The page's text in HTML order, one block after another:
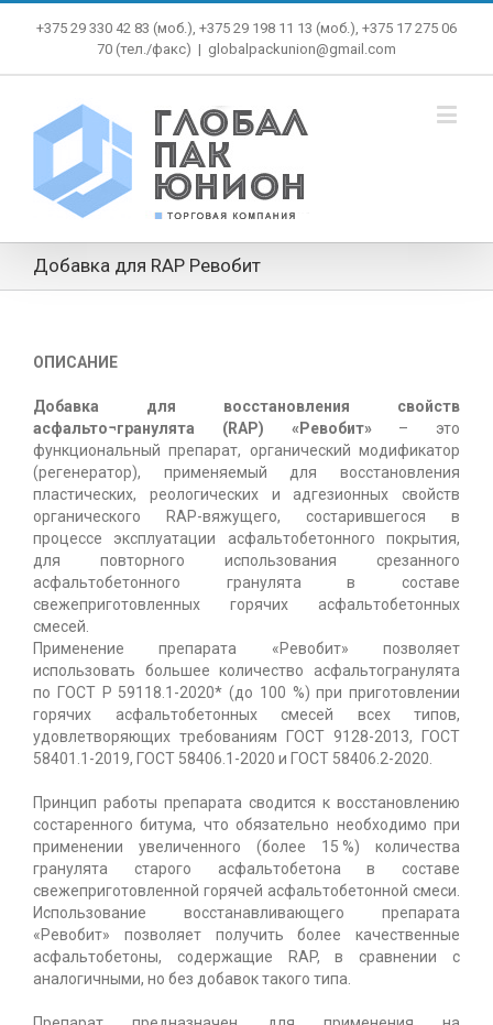
+375 29 330 42 83 (моб.), +375 29 198 11 13 (моб.), +375 17 275 06
70 (тел./факс) | globalpackunion@gmail.com
Добавка для RAP Ревобит
ОПИСАНИЕ
Добавка для восстановления свойств
асфальто¬гранулята (RAP) «Ревобит»– это
функциональный препарат, органический модификатор
(регенератор), применяемый для восстановления
пластических, реологических и адгезионных свойств
органического RAP-вяжущего, состарившегося в
процессе эксплуатации асфальтобетонного покрытия,
для повторного использования срезанного
асфальтобетонного гранулята в составе
свежеприготовленных горячих асфальтобетонных
смесей.
Применение препарата «Ревобит» позволяет
использовать большее количество асфальтогранулята
по ГОСТ Р 59118.1-2020* (до 100 %) при приготовлении
горячих асфальтобетонных смесей всех типов,
удовлетворяющих требованиям ГОСТ 9128-2013, ГОСТ
58401.1-2019, ГОСТ 58406.1-2020 и ГОСТ 58406.2-2020.
Принцип работы препарата сводится к восстановлению
состаренного битума, что обязательно необходимо при
применении увеличенного (более 15 %) количества
гранулята старого асфальтобетона в составе
свежеприготовленной горячей асфальтобетонной смеси.
Использование восстанавливающего препарата
«Ревобит» позволяет получить более качественные
асфальтобетоны, содержащие RAP, в сравнении с
аналогичными, но без добавок такого типа.